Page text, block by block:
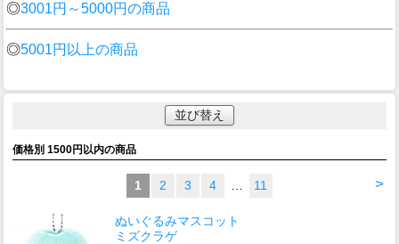
◎3001円～5000円の商品
◎5001円以上の商品
並び替え
価格別 1500円以内の商品
>
1 2 3 4 11
ぬいぐるみマスコット
ミズクラゲ